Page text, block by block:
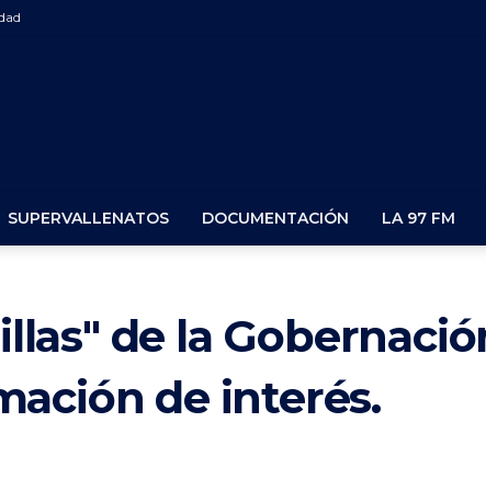
SUPERVALLENATOS DOCUMENTACIÓN LA 97 FM
de la
de interés.